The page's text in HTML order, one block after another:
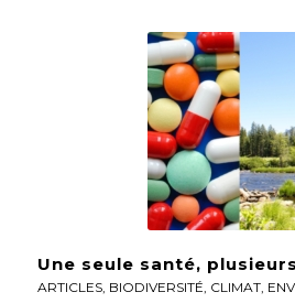
Une seule santé,
ARTICLES, BIODIVERSITÉ CLIMAT,